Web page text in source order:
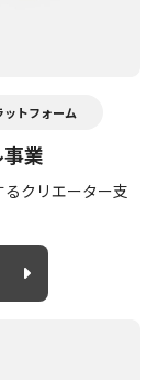
トフォーム
業
クリエーター支